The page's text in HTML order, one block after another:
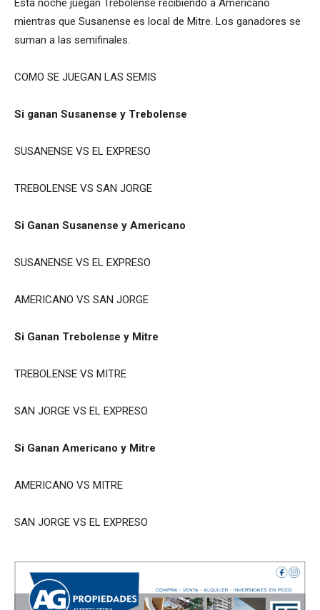
Esta noche juegan Trebolense recibiendo a Americano
mientras que Susanense es local de Mitre. Los ganadores se
suman a las semifinales.
COMO SE JUEGAN LAS SEMIS
Si ganan Susanense y Trebolense
SUSANENSE VS EL EXPRESO
TREBOLENSE VS SAN JORGE
Si Ganan Susanense y Americano
SUSANENSE VS EL EXPRESO
AMERICANO VS SAN JORGE
Si Ganan Trebolense y Mitre
TREBOLENSE VS MITRE
SAN JORGE VS EL EXPRESO
Si Ganan Americano y Mitre
AMERICANO VS MITRE
SAN JORGE VS EL EXPRESO